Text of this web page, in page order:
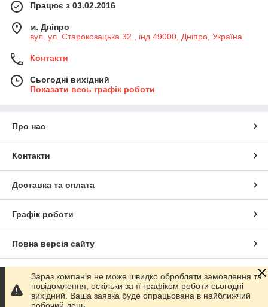
Працює з 03.02.2016
м. Дніпро
вул. ул. Старокозацька 32 , інд 49000, Дніпро, Україна
Контакти
Сьогодні вихідний
Показати весь графік роботи
Про нас
Контакти
Доставка та оплата
Графік роботи
Повна версія сайту
Сайт створено на маркетплейсіProm.ua
Політика конфіденційності
Зараз компанія не може швидко обробляти замовлення та
повідомлення, оскільки за її графіком роботи сьогодні
вихідний. Ваша заявка буде опрацьована в найближчий